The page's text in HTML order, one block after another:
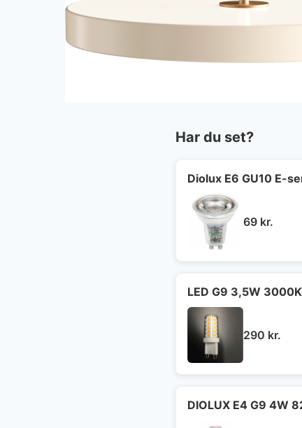
Har du set?
Diolux E6 GU10 E-
69 kr.
LED G9 3,5W
290 kr.
DIOLUX E4 G9 4W